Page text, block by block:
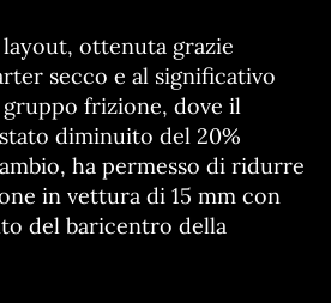
layout, ottenuta grazie
secco e al significativo
frizione, dove il
diminuito del 20%
ha permesso di ridurre
in vettura di 15 mm con
del baricentro della